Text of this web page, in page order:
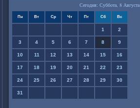
Сегодня: Суббота, 8 Августа
Пн Вт Ср Чт Пт Сб Вс
1 2
3 4 5 6 7 8 9
10 11 12 13 14 15 16
17 18 19 20 21 22 23
24 25 26 27 28 29 30
31